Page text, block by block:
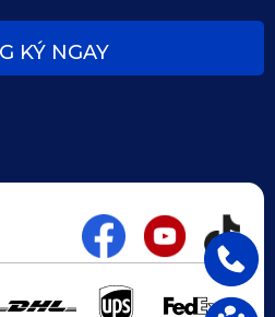
KÝ NGAY